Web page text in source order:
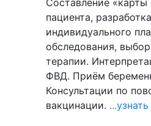
Составление «карты
пациента, разработка
индивидуального
обследования,
терапии.
ФВД. Приём
Консультации по
вакцинации.